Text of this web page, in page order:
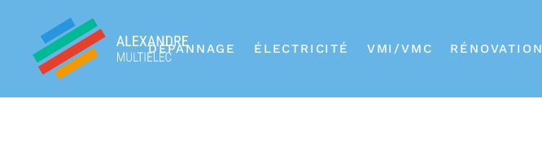
DÉPANNAGE ÉLECTRICITÉ VMI/VMC RÉNOVATION